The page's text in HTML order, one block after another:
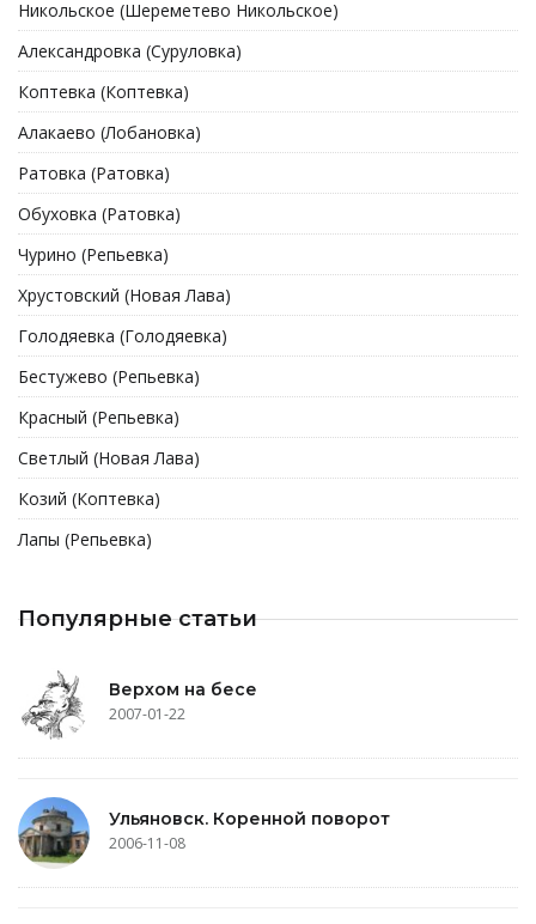
Никольское (Шереметево Никольское)
Александровка (Суруловка)
Коптевка (Коптевка)
Алакаево (Лобановка)
Ратовка (Ратовка)
Обуховка (Ратовка)
Чурино (Репьевка)
Хрустовский (Новая Лава)
Голодяевка (Голодяевка)
Бестужево (Репьевка)
Красный (Репьевка)
Светлый (Новая Лава)
Козий (Коптевка)
Лапы (Репьевка)
Популярные статьи
Верхом на бесе
2007-01-22
Ульяновск. Коренной поворот
2006-11-08